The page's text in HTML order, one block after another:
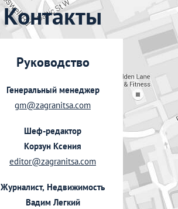
Контакты
Руководство
Генеральный менеджер
gm@zagranitsa.com
Шеф-редактор
Корзун Ксения
editor@zagranitsa.com
Журналист, Недвижимость
Вадим Легкий